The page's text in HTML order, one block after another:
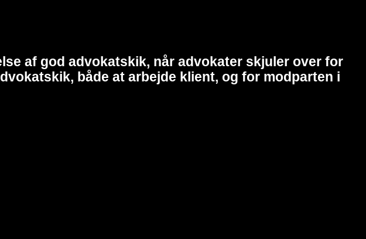
af god advokatskik, når advokater skjuler over for
både at arbejde klient, og for modparten i